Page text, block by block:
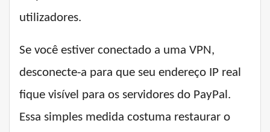
utilizadores.
Se você estiver conectado a uma VPN,
desconecte-a para que seu endereço IP real
fique visível para os servidores do PayPal.
Essa simples medida costuma restaurar o